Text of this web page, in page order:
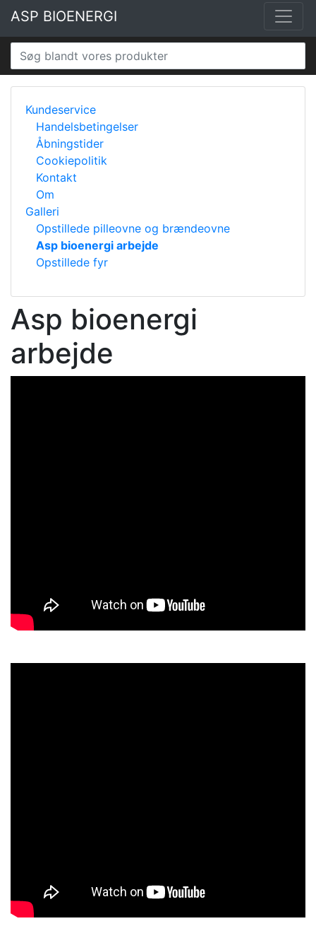
ASP BIOENERGI
Kundeservice
Handelsbetingelser
Åbningstider
Cookiepolitik
Kontakt
Om
Galleri
Opstillede pilleovne og brændeovne
Asp bioenergi arbejde
Opstillede fyr
Asp bioenergi
arbejde